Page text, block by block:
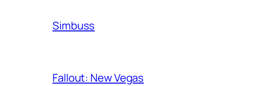
Simbuss
Fallout: New Vegas